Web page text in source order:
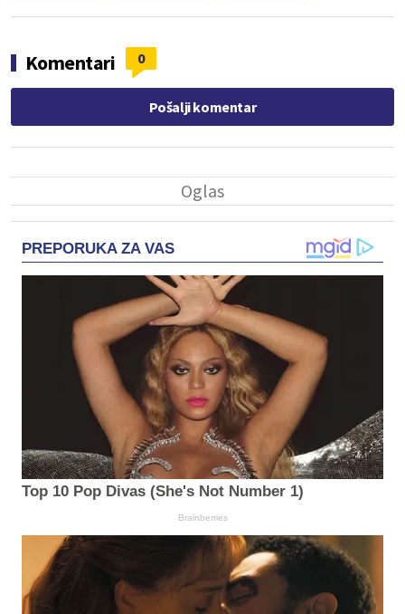
Komentari 0
Pošalji komentar
PREPORUKA ZA VAS
Top 10 Pop Divas (She's Not Number 1)
Brainberries